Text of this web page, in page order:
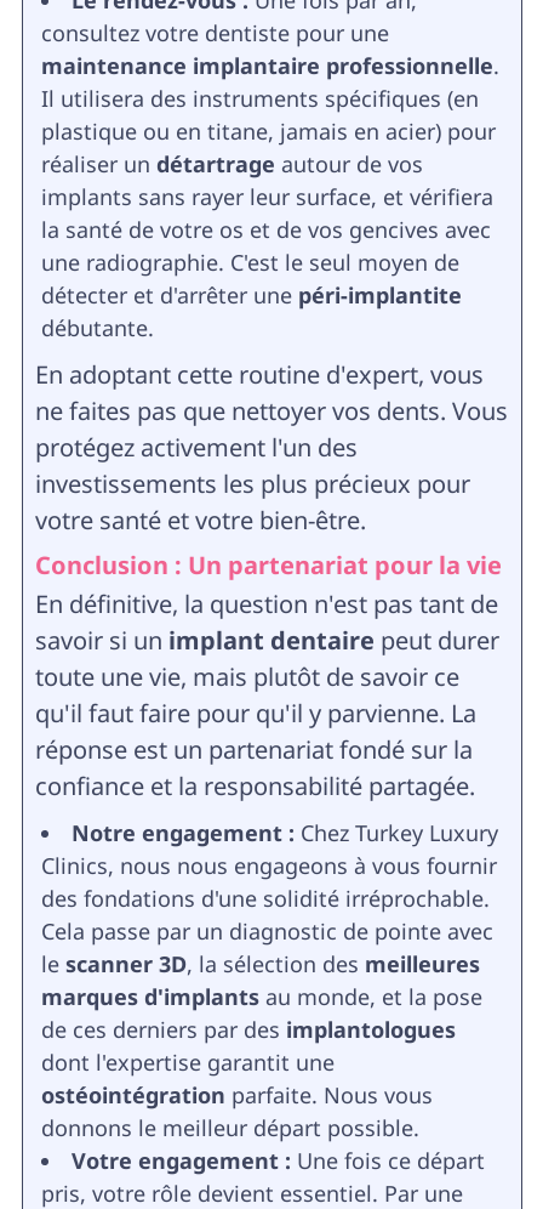
consultez votre dentiste pour une
maintenance implantaire professionnelle.
Il utilisera des instruments spécifiques (en
plastique ou en titane, jamais en acier) pour
réaliser un détartrage autour de vos
implants sans rayer leur surface, et vérifiera
la santé de votre os et de vos gencives avec
une radiographie. C'est le seul moyen de
détecter et d'arrêter une péri-implantite
débutante.
En adoptant cette routine d'expert, vous
ne faites pas que nettoyer vos dents. Vous
protégez activement l'un des
investissements les plus précieux pour
votre santé et votre bien-être.
Conclusion : Un partenariat pour la vie
En définitive, la question n'est pas tant de
savoir si un implant dentaire peut durer
toute une vie, mais plutôt de savoir ce
qu'il faut faire pour qu'il y parvienne. La
réponse est un partenariat fondé sur la
confiance et la responsabilité partagée.
Notre engagement : Chez Turkey Luxury
Clinics, nous nous engageons à vous fournir
des fondations d'une solidité irréprochable.
Cela passe par un diagnostic de pointe avec
le scanner 3D, la sélection des meilleures
marques d'implantsau monde, et la pose
de ces derniers par des implantologues
dont l'expertise garantit une
ostéointégration parfaite. Nous vous
donnons le meilleur départ possible.
Votre engagement : Une fois ce départ
pris, votre rôle devient essentiel. Par une